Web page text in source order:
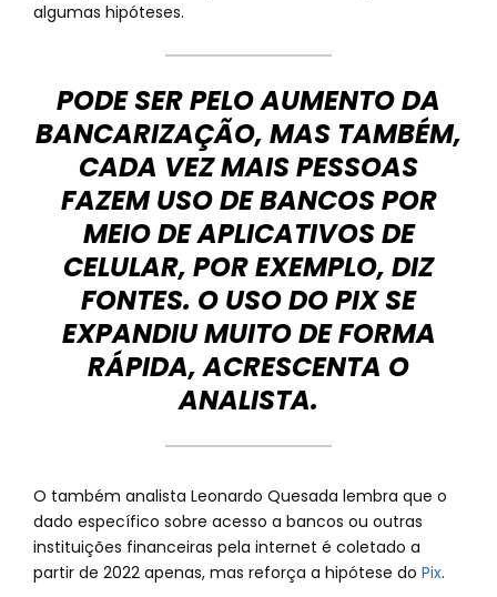
algumas hipóteses.
PODE SER PELO AUMENTO DA
BANCARIZAÇÃO, MAS TAMBÉM,
CADA VEZ MAIS PESSOAS
FAZEM USO DE BANCOS POR
MEIO DE APLICATIVOS DE
CELULAR, POR EXEMPLO, DIZ
FONTES. O USO DO PIX SE
EXPANDIU MUITO DE FORMA
RÁPIDA, ACRESCENTA O
ANALISTA.
O também analista Leonardo Quesada lembra que o
dado específico sobre acesso a bancos ou outras
instituições financeiras pela internet é coletado a
partir de 2022 apenas, mas reforça a hipótese do Pix.